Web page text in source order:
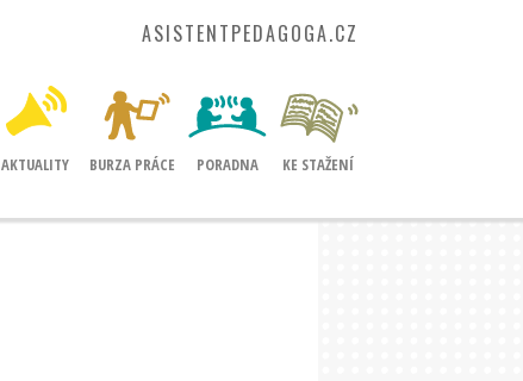
ASISTENTPEDAGOGA.CZ
AKTUALITY BURZA PRÁCE PORADNA KE STAŽENÍ